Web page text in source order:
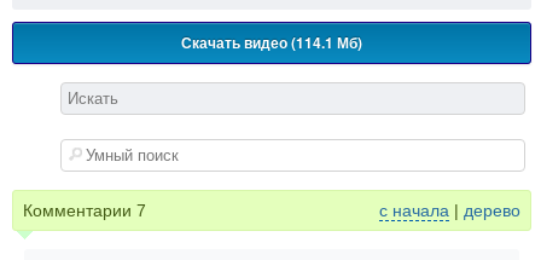
Скачать видео (114.1 Мб)
Комментарии 7 с начала | дерево